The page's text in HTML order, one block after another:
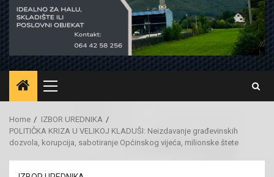
Primary
Menu
Home
IZBOR UREDNIKA
POLITIČKA KRIZA U VELIKOJ KLADUŠI: Neizdavanje građevinskih
dozvola, korupcija, sabotiranje Općinskog vijeća, milionske štete